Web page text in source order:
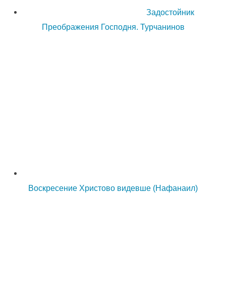
Задостойник
Преображения Господня. Турчанинов
Воскресение Христово видевше (Нафанаил)